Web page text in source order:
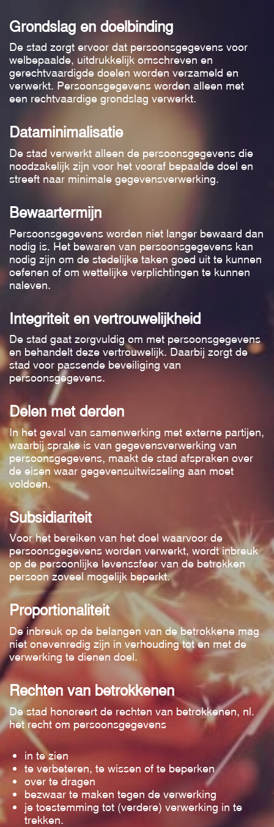
Grondslag en doelbinding
De stad zorgt ervoor dat persoonsgegevens voor
welbepaalde, uitdrukkelijk omschreven en
gerechtvaardigde doelen worden verzameld en
verwerkt. Persoonsgegevens worden alleen met
een rechtvaardige grondslag verwerkt.
Dataminimalisatie
De stad verwerkt alleen de persoonsgegevens die
noodzakelijk zijn voor het vooraf bepaalde doel en
streeft naar minimale gegevensverwerking.
Bewaartermijn
Persoonsgegevens worden niet langer bewaard dan
nodig is. Het bewaren van persoonsgegevens kan
nodig zijn om de stedelijke taken goed uit te kunnen
oefenen of om wettelijke verplichtingen te kunnen
naleven.
Integriteit en vertrouwelijkheid
De stad gaat zorgvuldig om met persoonsgegevens
en behandelt deze vertrouwelijk. Daarbij zorgt de
stad voor passende beveiliging van
persoonsgegevens.
Delen met derden
In het geval van samenwerking met externe partijen,
waarbij sprake is van gegevensverwerking van
persoonsgegevens, maakt de stad afspraken over
de eisen waar gegevensuitwisseling aan moet
voldoen.
Subsidiariteit
Voor het bereiken van het doel waarvoor de
persoonsgegevens worden verwerkt, wordt inbreuk
op de persoonlijke levenssfeer van de betrokken
persoon zoveel mogelijk beperkt.
Proportionaliteit
De inbreuk op de belangen van de betrokkene mag
niet onevenredig zijn in verhouding tot en met de
verwerking te dienen doel.
Rechten van betrokkenen
De stad honoreert de rechten van betrokkenen, nl.
het recht om persoonsgegevens
in te zien
te verbeteren, te wissen of te beperken
over te dragen
bezwaar te maken tegen de verwerking
je toestemming tot (verdere) verwerking in te
trekken.